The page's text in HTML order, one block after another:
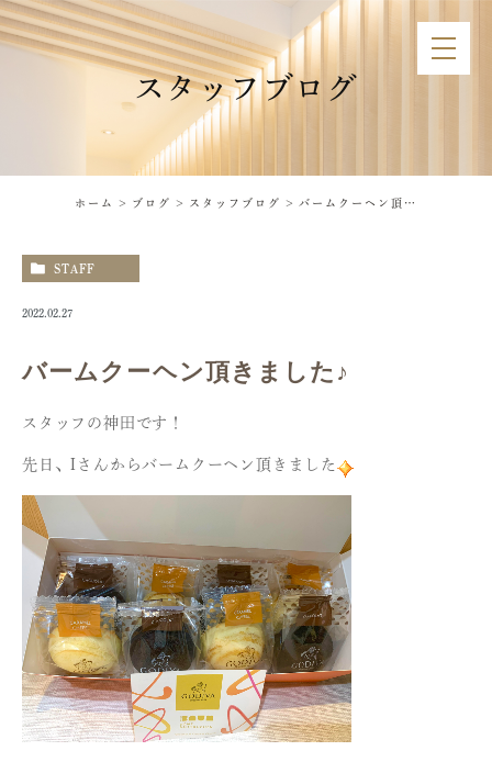
スタッフブログ
ホーム ブログ スタッフブログ バームクーヘン頂きました♪
STAFF
2022.02.27
バームクーヘン頂きました♪
スタッフの神田です！
先日、Iさんからバームクーヘン頂きました